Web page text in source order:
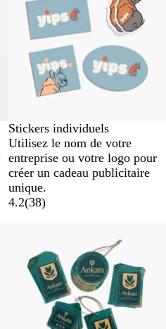
Stickers individuels
Utilisez le nom de votre
entreprise ou votre logo pour
créer un cadeau publicitaire
unique.
4.2(38)